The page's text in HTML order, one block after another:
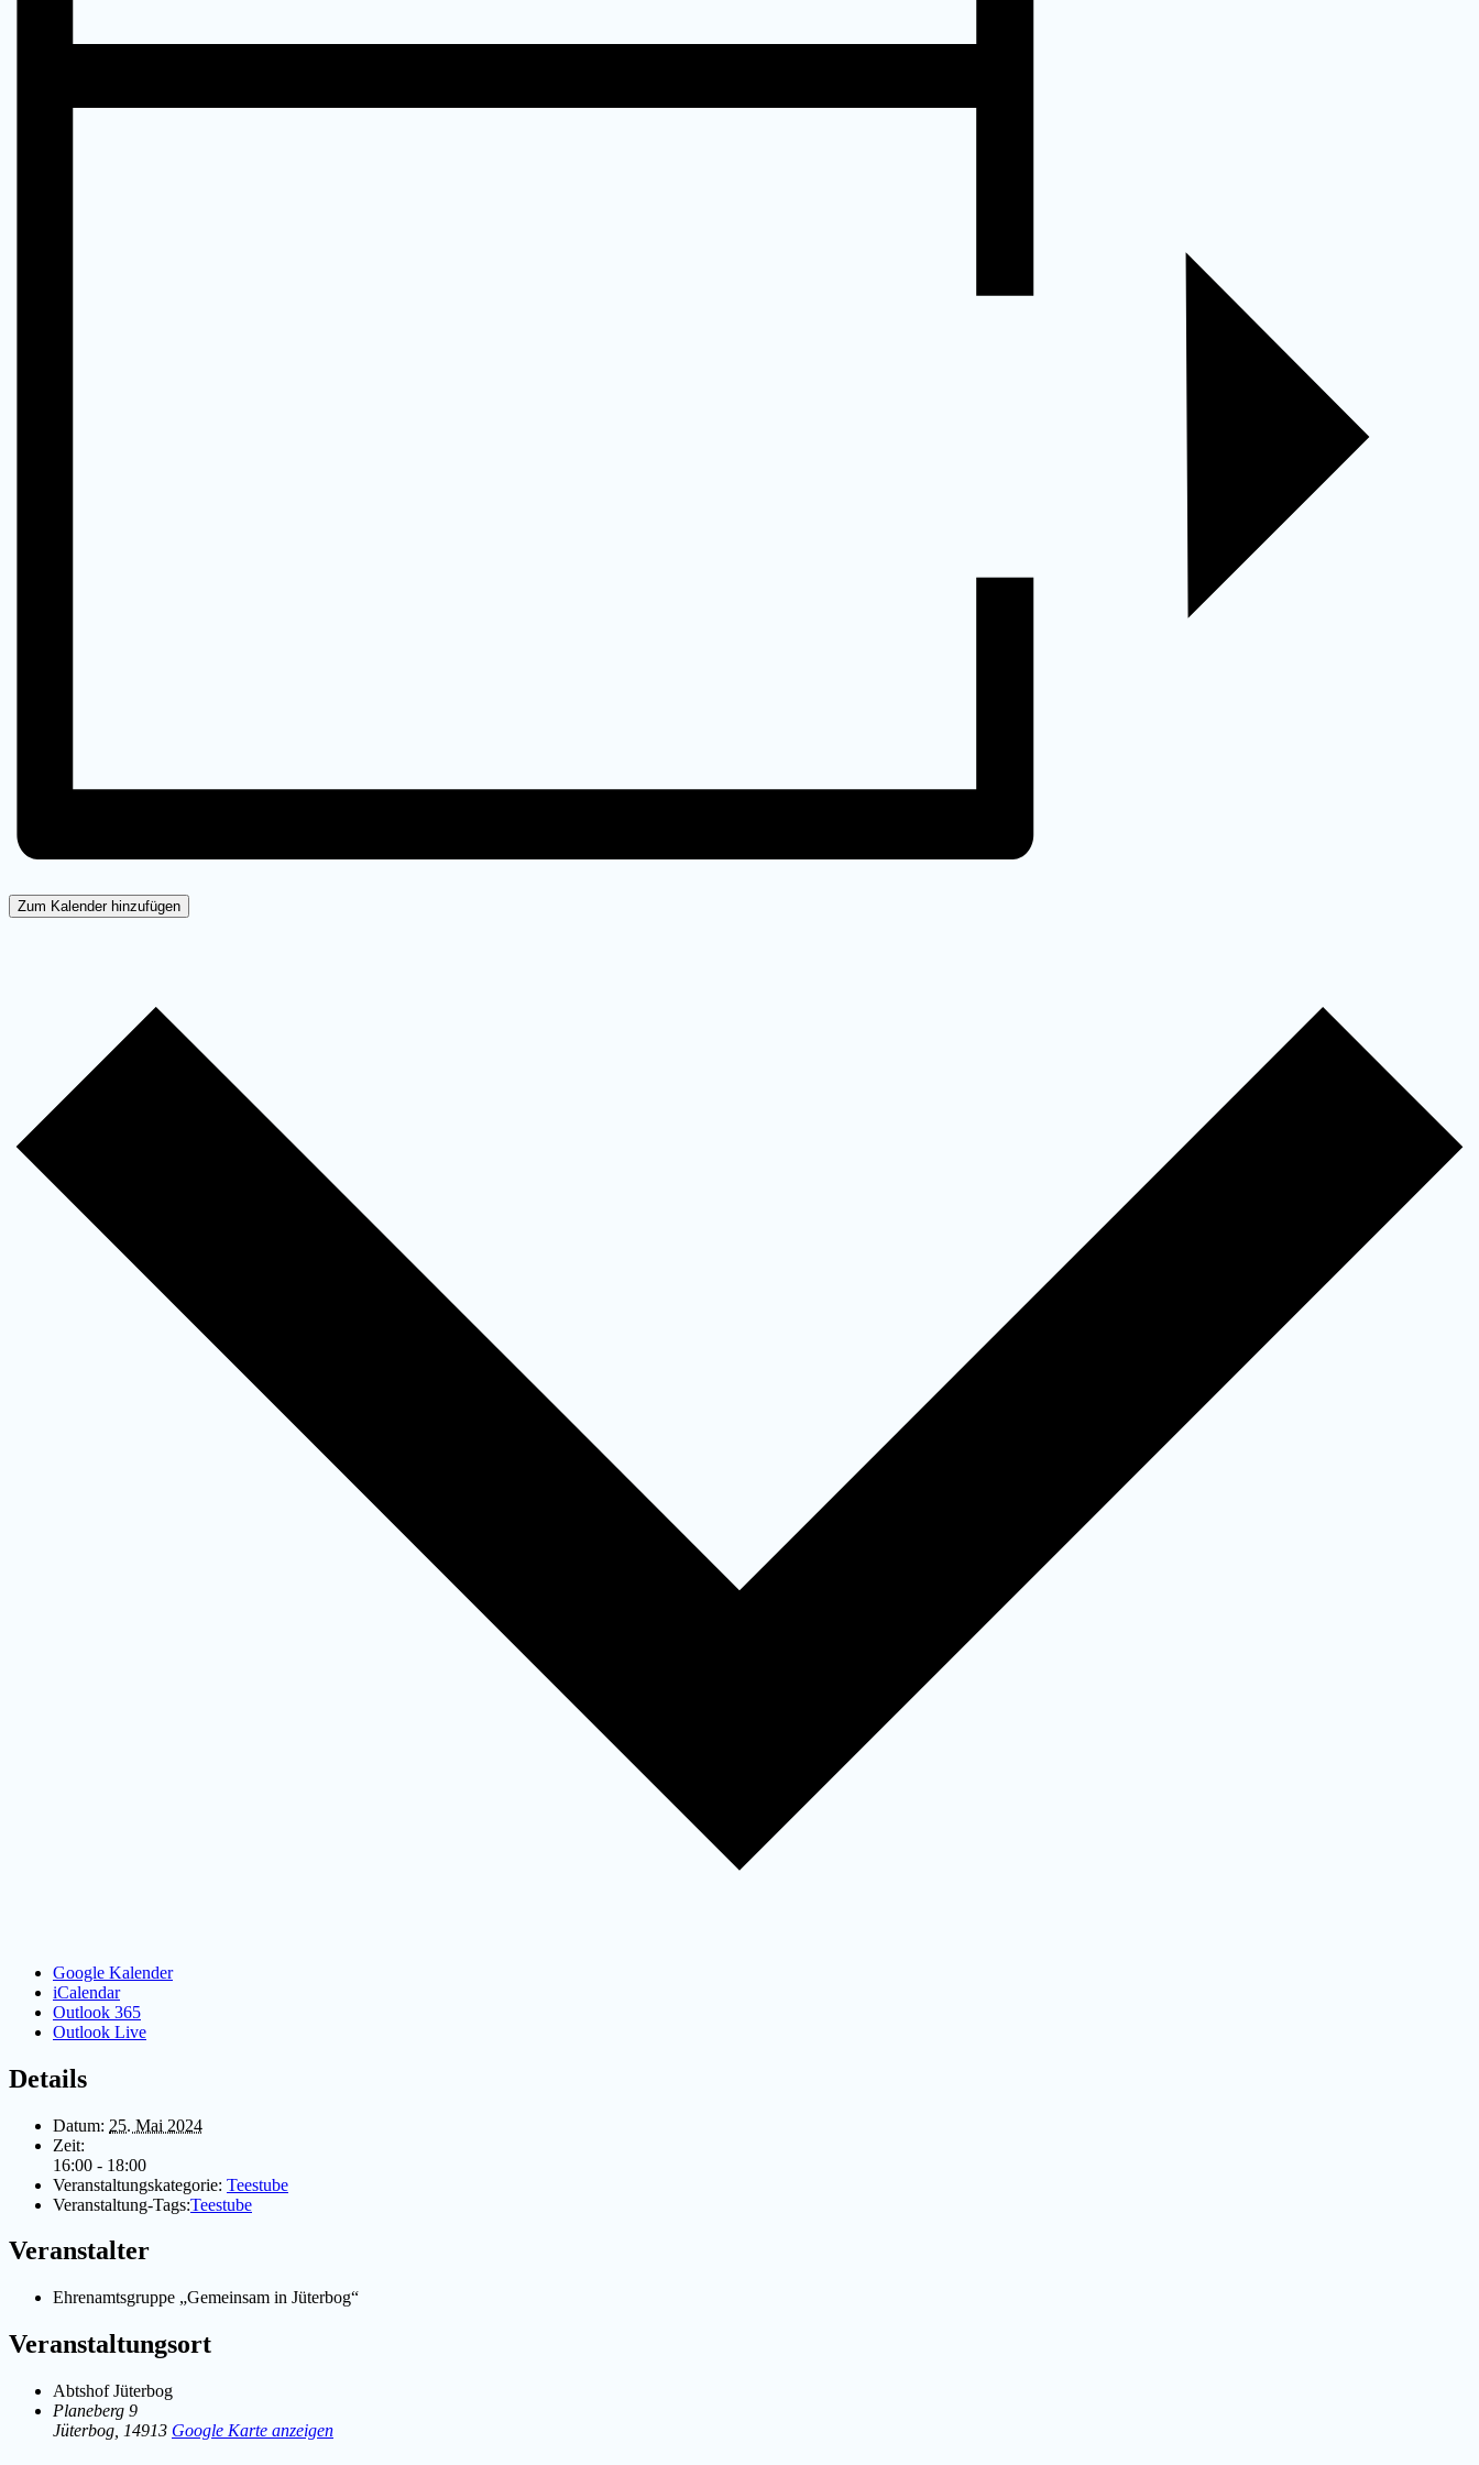
Zum Kalender hinzufügen
Google Kalender
iCalendar
Outlook 365
Outlook Live
Details
Datum: 25. Mai 2024
Zeit:
16:00 - 18:00
Veranstaltungskategorie: Teestube
Veranstaltung-Tags:Teestube
Veranstalter
Ehrenamtsgruppe „Gemeinsam in Jüterbog“
Veranstaltungsort
Abtshof Jüterbog
Planeberg 9
Jüterbog 14913 Google Karte anzeigen